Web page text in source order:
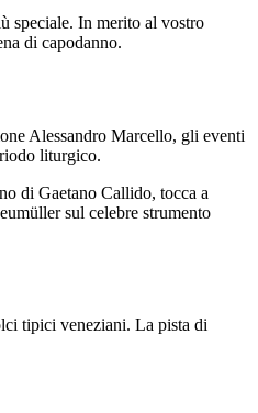
speciale. In merito al vostro
di capodanno.
Alessandro Marcello, gli eventi
liturgico.
di Gaetano Callido, tocca a
sul celebre strumento
tipici veneziani. La pista di